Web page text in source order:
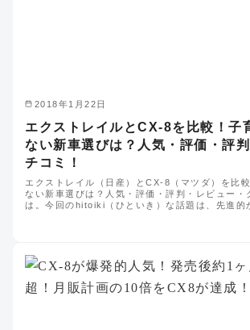
2018年1月22日
エクストレイルとCX-8を比較！子
ない新車選びは？人気・評価・評
チコミ！
エクストレイル（日産）とCX-8（マツダ）を比
ない新車選びは？人気・評価・評判・レビュー・
は。今回のhitoiki（ひといき）な話題は、先進的